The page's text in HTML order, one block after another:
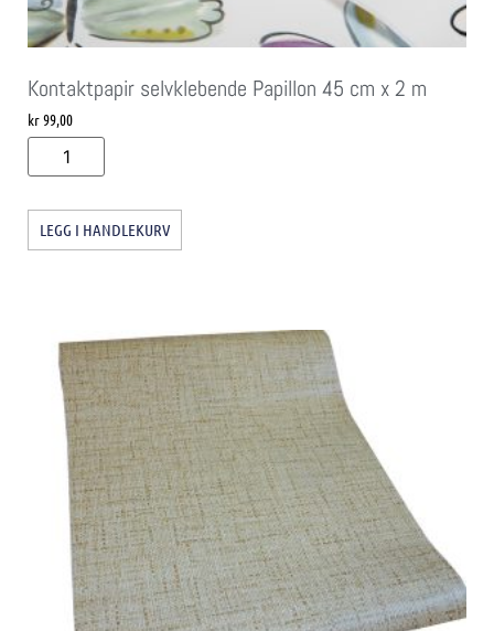
Kontaktpapir selvklebende Papillon 45 cm x 2 m
kr99,00
LEGG I HANDLEKURV